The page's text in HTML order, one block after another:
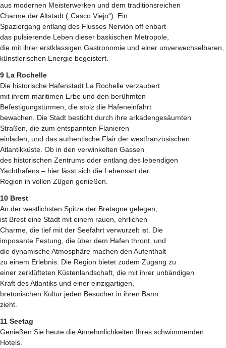
aus modernen Meisterwerken und dem traditionsreichen
Charme der Altstadt („Casco Viejo“). Ein
Spaziergang entlang des Flusses Nervión off enbart
das pulsierende Leben dieser baskischen Metropole,
die mit ihrer erstklassigen Gastronomie und einer unverwechselbaren,
künstlerischen Energie begeistert.
9 La Rochelle
Die historische Hafenstadt La Rochelle verzaubert
mit ihrem maritimen Erbe und den berühmten
Befestigungstürmen, die stolz die Hafeneinfahrt
bewachen. Die Stadt besticht durch ihre arkadengesäumten
Straßen, die zum entspannten Flanieren
einladen, und das authentische Flair der westfranzösischen
Atlantikküste. Ob in den verwinkelten Gassen
des historischen Zentrums oder entlang des lebendigen
Yachthafens – hier lässt sich die Lebensart der
Region in vollen Zügen genießen.
10 Brest
An der westlichsten Spitze der Bretagne gelegen,
ist Brest eine Stadt mit einem rauen, ehrlichen
Charme, die tief mit der Seefahrt verwurzelt ist. Die
imposante Festung, die über dem Hafen thront, und
die dynamische Atmosphäre machen den Aufenthalt
zu einem Erlebnis. Die Region bietet zudem Zugang zu
einer zerklüfteten Küstenlandschaft, die mit ihrer unbändigen
Kraft des Atlantiks und einer einzigartigen,
bretonischen Kultur jeden Besucher in ihren Bann
zieht.
11 Seetag
Genießen Sie heute die Annehmlichkeiten Ihres schwimmenden
Hotels.